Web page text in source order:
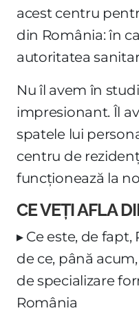
acest centru
din România: în
autoritatea
Nu îl avem în
impresionant. Îl
spatele lui
centru de
funcționează la
CE VEȚI AFLA
▸ Ce este, de
de ce, până
de specializare
România